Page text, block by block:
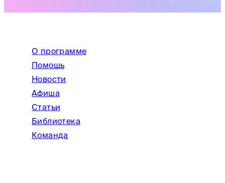
О программе
Помощь
Новости
Афиша
Статьи
Библиотека
Команда